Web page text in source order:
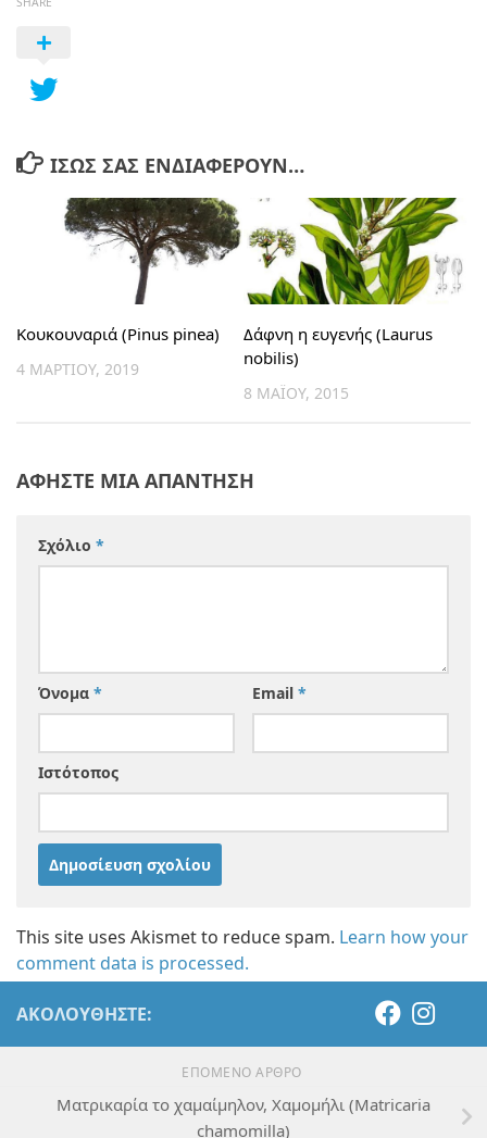
ΊΣΩΣ ΣΑΣ ΕΝΔΙΑΦΈΡΟΥΝ…
Κουκουναριά (Pinus pinea)
4 ΜΑΡΤΊΟΥ, 2019
Δάφνη η ευγενής (Laurus
nobilis)
8 ΜΑΪ́ΟΥ, 2015
ΑΦΉΣΤΕ ΜΙΑ ΑΠΆΝΤΗΣΗ
Σχόλιο *
Όνομα * Email *
Ιστότοπος
This site uses Akismet to reduce spam. Learn how your
comment data is processed.
ΑΚΟΛΟΥΘΉΣΤΕ:
ΕΠΌΜΕΝΟ ΆΡΘΡΟ
Ματρικαρία το χαμαίμηλον, Χαμομήλι (Matricaria
chamomilla)